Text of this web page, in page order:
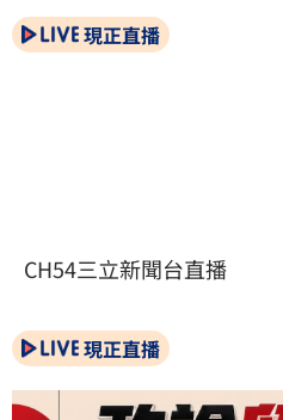
現正直播
CH54三立新聞台直播
現正直播